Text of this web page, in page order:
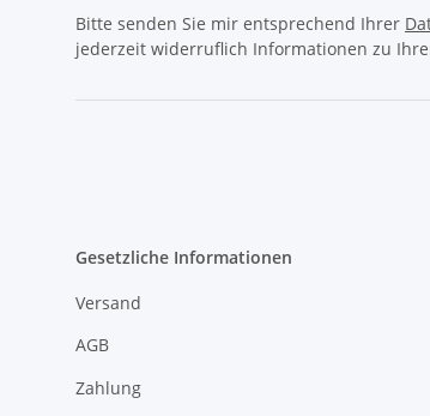
Bitte senden Sie mir entsprechend Ihrer
jederzeit widerruflich Informationen zu
Gesetzliche Informationen
Versand
AGB
Zahlung